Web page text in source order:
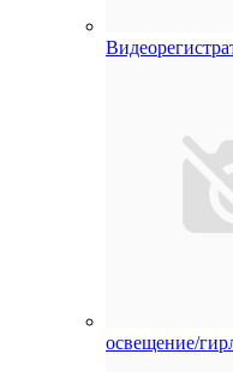
освещение/